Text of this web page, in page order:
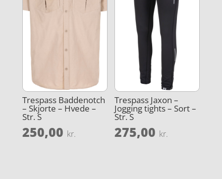
Trespass Baddenotch
– Skjorte – Hvede –
Str. S
250,00 kr.
Trespass Jaxon –
Jogging tights – Sort –
Str. S
275,00 kr.